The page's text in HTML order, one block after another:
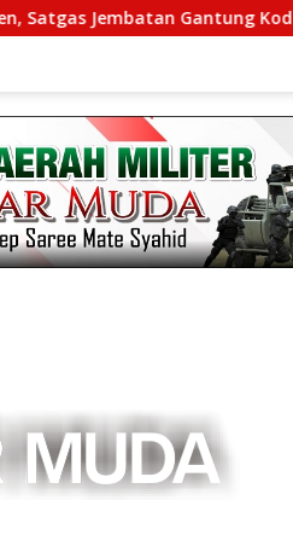
Gantung Kodim 0108/